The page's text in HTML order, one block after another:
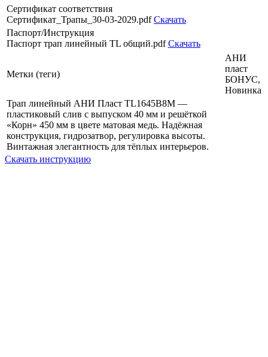
Сертификат соответствия
Сертификат_Трапы_30-03-2029.pdfСкачать
Паспорт/Инструкция
Паспорт трап линейный ТL общий.pdfСкачать
Метки (теги)
АНИ
пласт
БОНУС,
Новинка
Трап линейный АНИ Пласт TL1645B8M —
пластиковый слив с выпуском 40 мм и решёткой
«Корн» 450 мм в цвете матовая медь. Надёжная
конструкция, гидрозатвор, регулировка высоты.
Винтажная элегантность для тёплых интерьеров.
Скачать инструкцию